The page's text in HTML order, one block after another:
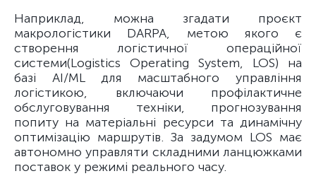
Наприклад, можна згадати проєкт
макрологістики DARPA, метою якого є
створення логістичної операційної
системи(Logistics Operating System, LOS) на
базі AI/ML для масштабного управління
логістикою, включаючи профілактичне
обслуговування техніки, прогнозування
попиту на матеріальні ресурси та динамічну
оптимізацію маршрутів. За задумом LOS має
автономно управляти складними ланцюжками
поставок у режимі реального часу.